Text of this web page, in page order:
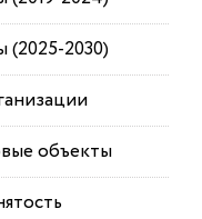
2030)
объекты